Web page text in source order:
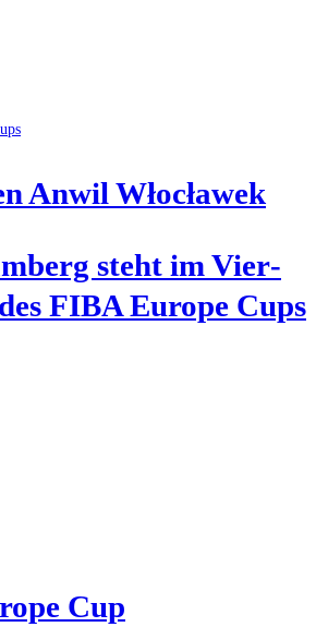
Anwil Włocławek
steht im Vier­
FIBA Euro­pe Cups
Cup